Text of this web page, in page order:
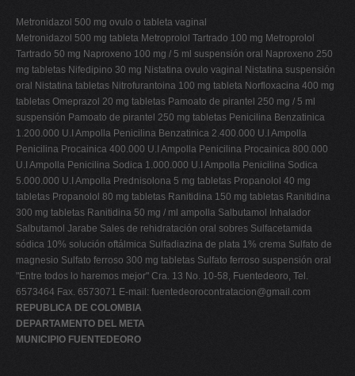
Metronidazol 500 mg ovulo o tableta vaginal
Metronidazol 500 mg tableta Metroprolol Tartrado 100 mg Metroprolol
Tartrado 50 mg Naproxeno 100 mg / 5 ml suspensión oral Naproxeno 250
mg tabletas Nifedipino 30 mg Nistatina ovulo vaginal Nistatina suspensión
oral Nistatina tabletas Nitrofurantoina 100 mg tableta Norfloxacina 400 mg
tabletas Omeprazol 20 mg tabletas Pamoato de pirantel 250 mg / 5 ml
suspensión Pamoato de pirantel 250 mg tabletas Penicilina Benzatinica
1.200.000 U.I Ampolla Penicilina Benzatinica 2.400.000 U.I Ampolla
Penicilina Procainica 400.000 U.I Ampolla Penicilina Procainica 800.000
U.I Ampolla Penicilina Sodica 1.000.000 U.I Ampolla Penicilina Sodica
5.000.000 U.I Ampolla Prednisolona 5 mg tabletas Propanolol 40 mg
tabletas Propanolol 80 mg tabletas Ranitidina 150 mg tabletas Ranitidina
300 mg tabletas Ranitidina 50 mg / ml ampolla Salbutamol Inhalador
Salbutamol Jarabe Sales de rehidratación oral sobres Sulfacetamida
sódica 10% solución oftálmica Sulfadiazina de plata 1% crema Sulfato de
magnesio Sulfato ferroso 300 mg tabletas Sulfato ferroso suspensión oral
"Entre todos lo haremos mejor" Cra. 13 No. 10-58, Fuentedeoro, Tel.
6573464 Fax. 6573071 E-mail: fuentedeorocontratacion@gmail.com
REPUBLICA DE COLOMBIA
DEPARTAMENTO DEL META
MUNICIPIO FUENTEDEORO